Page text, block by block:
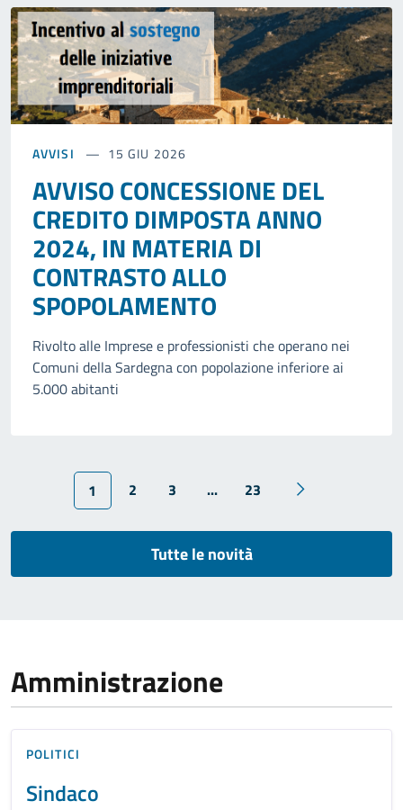
AVVISI 15 GIU 2026
AVVISO CONCESSIONE DEL
CREDITO DIMPOSTA ANNO
2024, IN MATERIA DI
CONTRASTO ALLO
SPOPOLAMENTO
Rivolto alle Imprese e professionisti che operano nei
Comuni della Sardegna con popolazione inferiore ai
5.000 abitanti
1 2 3 ... 23
Tutte le novità
Amministrazione
POLITICI
Sindaco